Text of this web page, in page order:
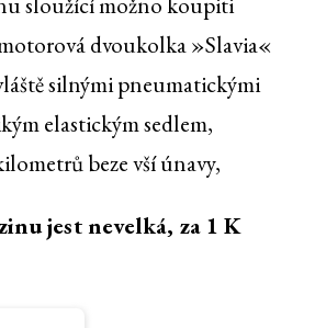
dvoukolka »Slavia«
silnými pneumatickými
elastickým sedlem,
beze vší únavy,
jest nevelká, za 1 K